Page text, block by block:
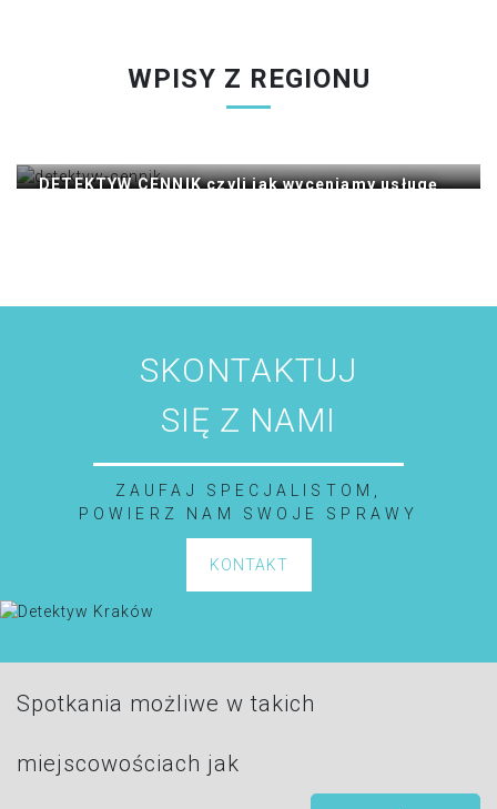
WPISY Z REGIONU
DETEKTYW CENNIK czyli jak wyceniamy usługę
SKONTAKTUJ
SIĘ Z NAMI
ZAUFAJ SPECJALISTOM,
POWIERZ NAM SWOJE SPRAWY
KONTAKT
Spotkania możliwe w takich
miejscowościach jak